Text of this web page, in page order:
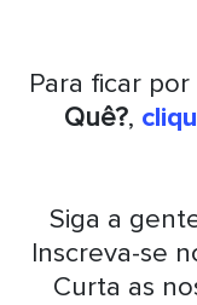
Para ficar
Quê?,
Siga a
Inscreva-se
Curta as